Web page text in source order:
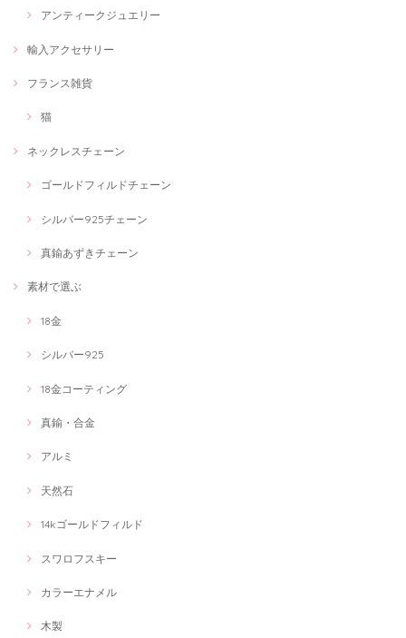
アンティークジュエリー
輸入アクセサリー
フランス雑貨
猫
ネックレスチェーン
ゴールドフィルドチェーン
シルバー925チェーン
真鍮あずきチェーン
素材で選ぶ
18金
シルバー925
18金コーティング
真鍮・合金
アルミ
天然石
14kゴールドフィルド
スワロフスキー
カラーエナメル
木製